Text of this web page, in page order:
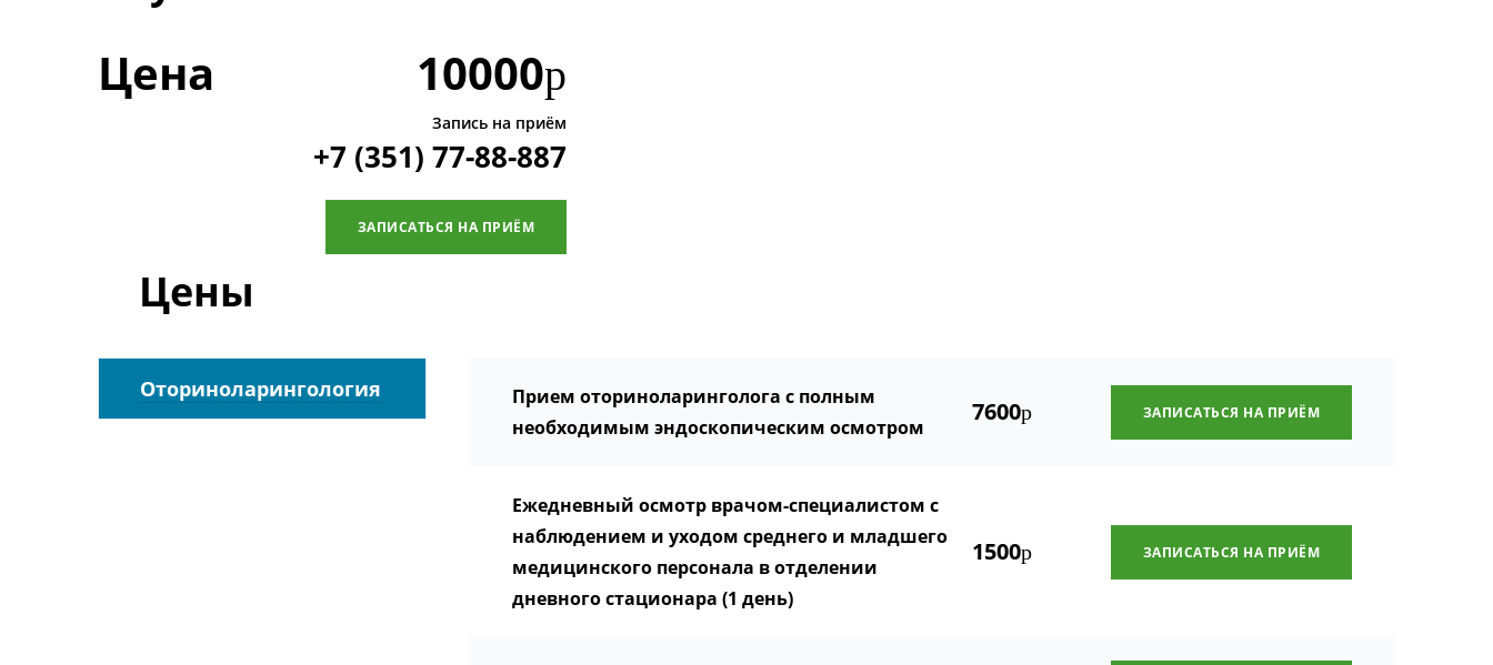
Цена 10000р
Запись на приём
+7 (351) 77-88-887
ЗАПИСАТЬСЯ НА ПРИЁМ
Цены
Оториноларингология
Прием оториноларинголога с полным
необходимым эндоскопическим осмотром
7600р ЗАПИСАТЬСЯ НА ПРИЁМ
Ежедневный осмотр врачом-специалистом с
наблюдением и уходом среднего и младшего
медицинского персонала в отделении
дневного стационара (1 день)
1500р ЗАПИСАТЬСЯ НА ПРИЁМ